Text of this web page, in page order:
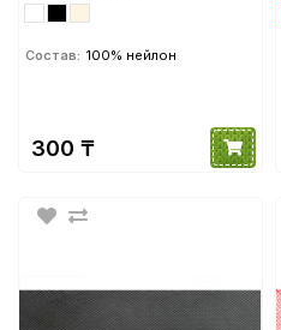
Состав: 100% нейлон
300 ₸